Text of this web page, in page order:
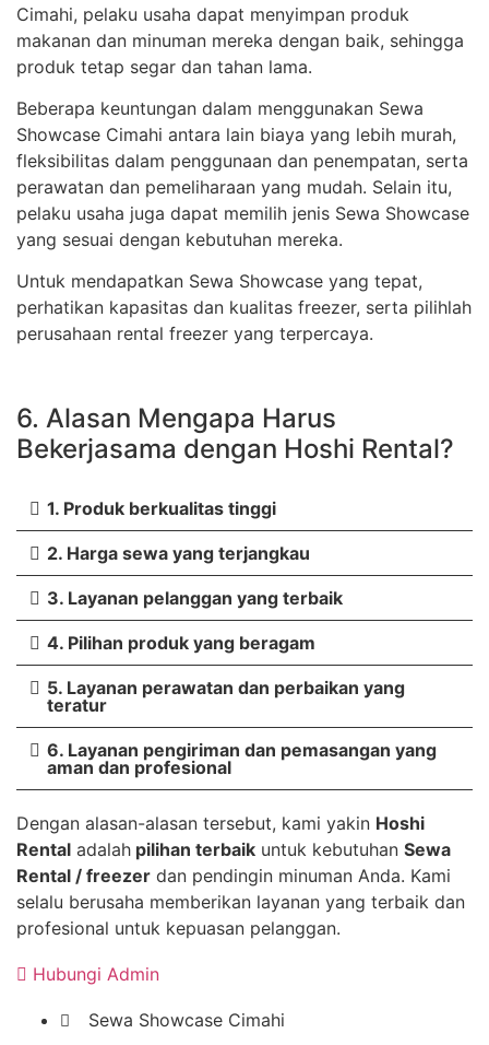
Cimahi, pelaku usaha dapat menyimpan produk
makanan dan minuman mereka dengan baik, sehingga
produk tetap segar dan tahan lama.
Beberapa keuntungan dalam menggunakan Sewa
Showcase Cimahi antara lain biaya yang lebih murah,
fleksibilitas dalam penggunaan dan penempatan, serta
perawatan dan pemeliharaan yang mudah. Selain itu,
pelaku usaha juga dapat memilih jenis Sewa Showcase
yang sesuai dengan kebutuhan mereka.
Untuk mendapatkan Sewa Showcase yang tepat,
perhatikan kapasitas dan kualitas freezer, serta pilihlah
perusahaan rental freezer yang terpercaya.
6. Alasan Mengapa Harus
Bekerjasama dengan Hoshi Rental?
1. Produk berkualitas tinggi
2. Harga sewa yang terjangkau
3. Layanan pelanggan yang terbaik
4. Pilihan produk yang beragam
5. Layanan perawatan dan perbaikan yang
teratur
6. Layanan pengiriman dan pemasangan yang
aman dan profesional
Dengan alasan-alasan tersebut, kami yakin Hoshi
Rental adalah pilihan terbaik untuk kebutuhan Sewa
Rental / freezer dan pendingin minuman Anda. Kami
selalu berusaha memberikan layanan yang terbaik dan
profesional untuk kepuasan pelanggan.
Hubungi Admin
Sewa Showcase Cimahi